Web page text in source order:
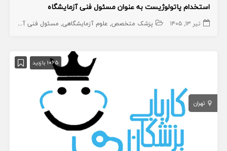
استخدام پاتولوژیست به عنوان مسئول فنی آزمایشگاه
تیر ۱۳, ۱۴۰۵ پزشک متخصص علوم آزمایشگاهی مسئول فنی آزمایشگاه
1065 بازدید
تهران